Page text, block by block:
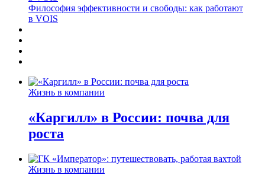
Философия эффективности и свободы: как работают
в VOIS
Жизнь в компании
«Каргилл» в России: почва для
роста
Жизнь в компании